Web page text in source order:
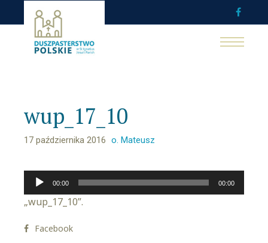
wup_17_10
17 października 2016 o. Mateusz
Odtwarzacz
plików
dźwiękowych
00:00 00:00
„wup_17_10”.
Facebook